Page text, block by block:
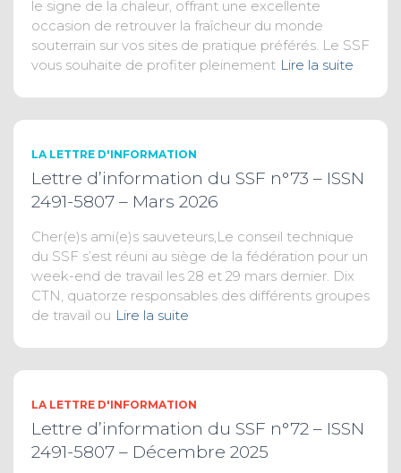
le signe de la chaleur, offrant une excellente
occasion de retrouver la fraîcheur du monde
souterrain sur vos sites de pratique préférés. Le SSF
vous souhaite de profiter pleinement Lire la suite
LA LETTRE D'INFORMATION
Lettre d’information du SSF n°73 – ISSN
2491-5807 – Mars 2026
Cher(e)s ami(e)s sauveteurs,Le conseil technique
du SSF s’est réuni au siège de la fédération pour un
week-end de travail les 28 et 29 mars dernier. Dix
CTN, quatorze responsables des différents groupes
de travail ou Lire la suite
LA LETTRE D'INFORMATION
Lettre d’information du SSF n°72 – ISSN
2491-5807 – Décembre 2025